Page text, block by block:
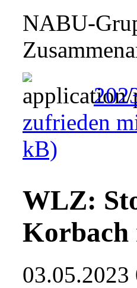
NABU-
zufrieden
kB)
WLZ:
Korbach
03.05.2023